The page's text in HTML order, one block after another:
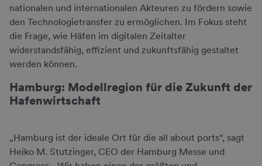
nationalen und internationalen Akteuren zu fördern sowie
den Technologietransfer zu ermöglichen. Im Fokus steht
die Frage, wie Häfen im digitalen Zeitalter
widerstandsfähig, effizient und zukunftsfähig gestaltet
werden können.
Hamburg: Modellregion für die Zukunft der
Hafenwirtschaft
„Hamburg ist der ideale Ort für die all about ports“, sagt
Heiko M. Stutzinger, CEO der Hamburg Messe und